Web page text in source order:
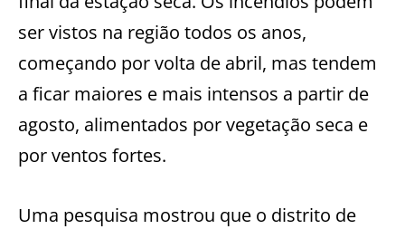
ser vistos na região todos os anos,
começando por volta de abril, mas tendem
a ficar maiores e mais intensos a partir de
agosto, alimentados por vegetação seca e
por ventos fortes.
Uma pesquisa mostrou que o distrito de